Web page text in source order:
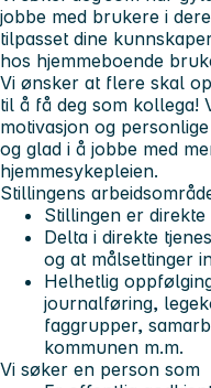
jobbe med brukere i
tilpasset dine
hos hjemmeboende
Vi ønsker at flere skal
til å få deg som kollega!
motivasjon og
og glad i å jobbe med
hjemmesykepleien.
Stillingens
Stillingen er
Delta i direkte
og at målsettinger
Helhetlig
journalføring,
faggrupper,
kommunen m.m.
Vi søker en person som